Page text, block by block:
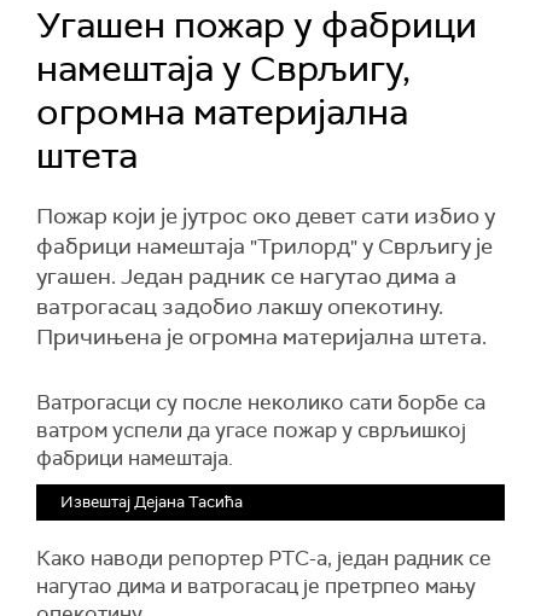
Угашен пожар у фабрици
намештаја у Сврљигу,
огромна материјална
штета
Пожар који је јутрос око девет сати избио у
фабрици намештаја "Трилорд" у Сврљигу је
угашен. Један радник се нагутао дима а
ватрогасац задобио лакшу опекотину.
Причињена је огромна материјална штета.
Ватрогасци су после неколико сати борбе са
ватром успели да угасе пожар у сврљишкој
фабрици намештаја.
Извештај Дејана Тасића
Како наводи репортер РТС-а, један радник се
нагутао дима и ватрогасац је претрпео мању